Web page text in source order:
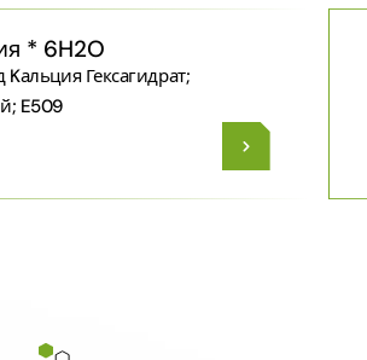
* 6H2O
Гексагидрат;
E509